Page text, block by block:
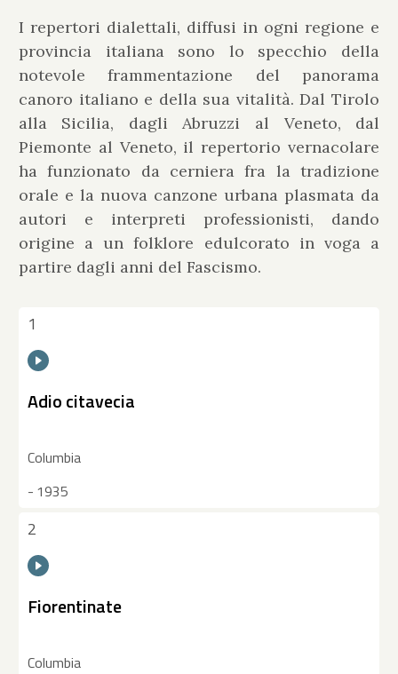
I repertori dialettali, diffusi in ogni regione e
provincia italiana sono lo specchio della
notevole frammentazione del panorama
canoro italiano e della sua vitalità. Dal Tirolo
alla Sicilia, dagli Abruzzi al Veneto, dal
Piemonte al Veneto, il repertorio vernacolare
ha funzionato da cerniera fra la tradizione
orale e la nuova canzone urbana plasmata da
autori e interpreti professionisti, dando
origine a un folklore edulcorato in voga a
partire dagli anni del Fascismo.
1
Adio citavecia
Columbia
- 1935
2
Fiorentinate
Columbia